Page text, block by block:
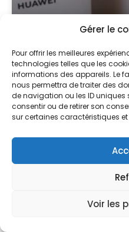
Gérer le
Pour offrir les meilleures
technologies telles que les
informations des appareils. Le
nous permettra de traiter des
de navigation ou les ID uniques
consentir ou de retirer son
sur certaines caractéristiques
Voir les
Coffret
composer le
LIRE LA SUITE »